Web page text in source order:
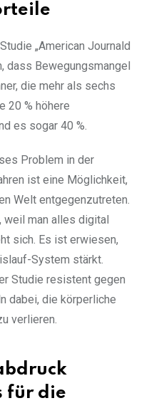
„American Journald
dass Bewegungsmangel
die mehr als sechs
20 % höhere
es sogar 40 %.
Problem in der
ist eine Möglichkeit,
Welt entgegenzutreten.
weil man alles digital
sich. Es ist erwiesen,
System stärkt.
Studie resistent gegen
dabei, die körperliche
verlieren.
für die